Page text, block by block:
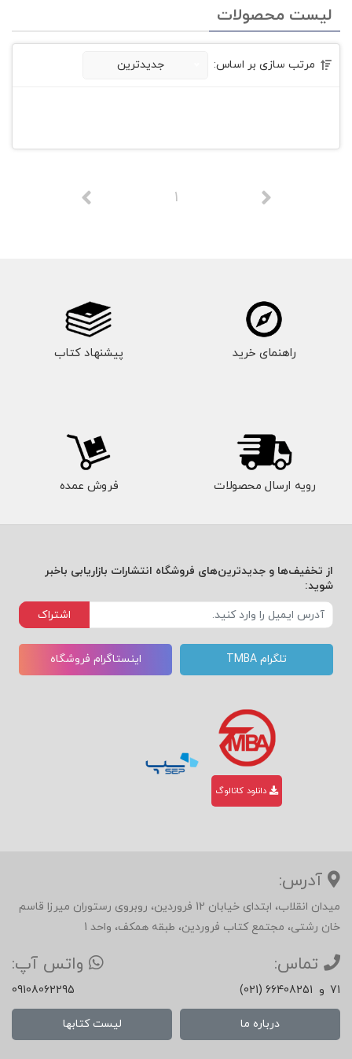
لیست محصولات
مرتب سازی بر اساس: جدیدترین
1
راهنمای خرید پیشنهاد کتاب
رویه ارسال محصولات فروش عمده
از تخفیف‌ها و جدیدترین‌های فروشگاه انتشارات بازاریابی باخبر
شوید:
اشتراک
تلگرام TMBA اینستاگرام فروشگاه
دانلود کاتالوگ
آدرس:
میدان انقلاب، ابتدای خیابان 12 فروردین، روبروی رستوران میرزا قاسم
خان رشتی، مجتمع کتاب فروردین، طبقه همکف، واحد 1
تماس:
(021) 66408251 و 71
واتس آپ:
09108062295
درباره ما لیست کتابها